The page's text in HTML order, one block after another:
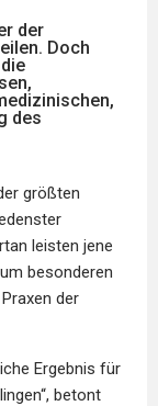
der
Doch
des
größten
leisten jene
besonderen
der
Ergebnis für
betont